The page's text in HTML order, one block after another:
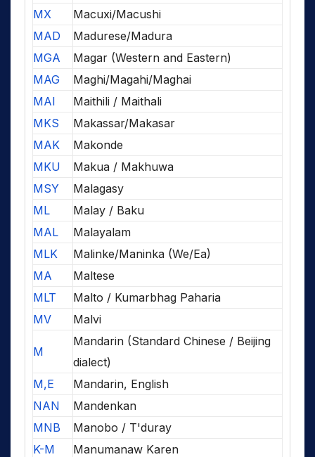
MX
Macuxi/Macushi
MAD
Madurese/Madura
MGA
Magar (Western and Eastern)
MAG
Maghi/Magahi/Maghai
MAI
Maithili / Maithali
MKS
Makassar/Makasar
MAK
Makonde
MKU
Makua / Makhuwa
MSY
Malagasy
ML
Malay / Baku
MAL
Malayalam
MLK
Malinke/Maninka (We/Ea)
MA
Maltese
MLT
Malto / Kumarbhag Paharia
MV
Malvi
M
Mandarin (Standard Chinese / Beijing
dialect)
M,E
Mandarin, English
NAN
Mandenkan
MNB
Manobo / T'duray
K-M
Manumanaw Karen